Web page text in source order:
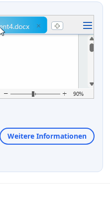
Weitere Informationen